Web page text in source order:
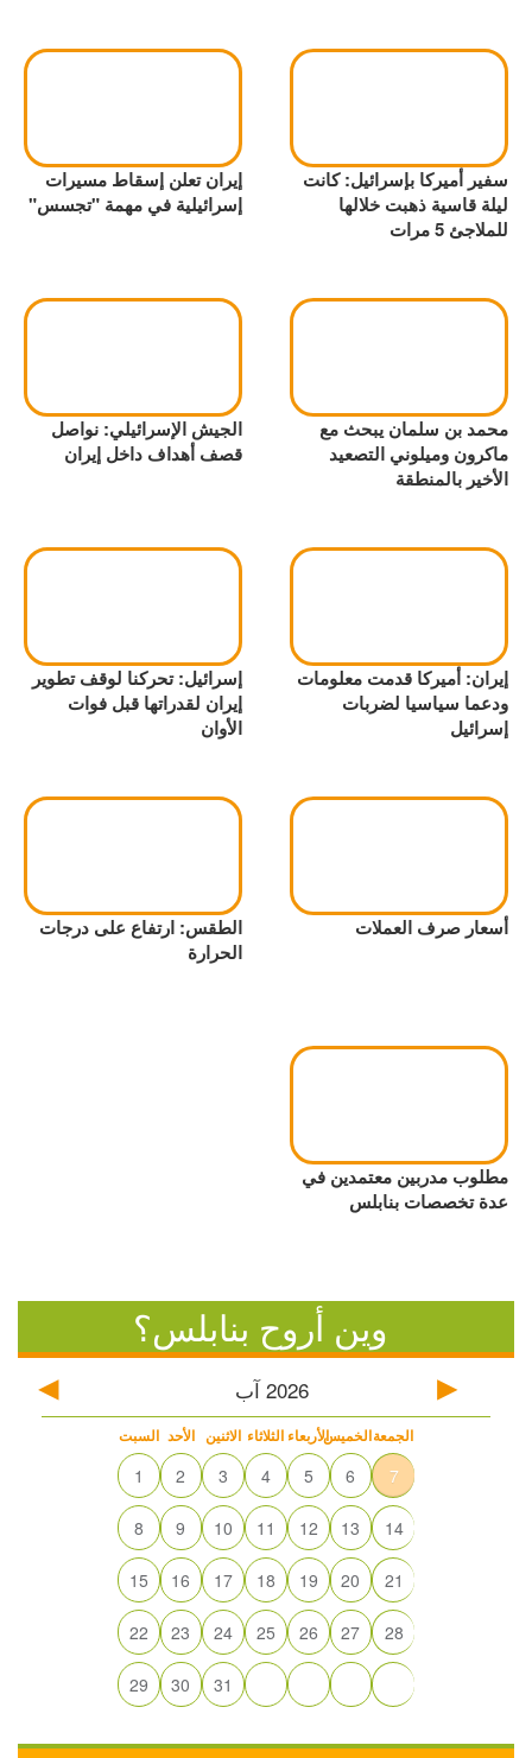
سفير أميركا بإسرائيل: كانت
ليلة قاسية ذهبت خلالها
للملاجئ 5 مرات
إيران تعلن إسقاط مسيرات
إسرائيلية في مهمة "تجسس"
محمد بن سلمان يبحث مع
ماكرون وميلوني التصعيد
الأخير بالمنطقة
الجيش الإسرائيلي: نواصل
قصف أهداف داخل إيران
إيران: أميركا قدمت معلومات
ودعما سياسيا لضربات
إسرائيل
إسرائيل: تحركنا لوقف تطوير
إيران لقدراتها قبل فوات
الأوان
أسعار صرف العملات
الطقس: ارتفاع على درجات
الحرارة
مطلوب مدربين معتمدين في
عدة تخصصات بنابلس
وين أروح بنابلس؟
2026 آب
السبت الأحد الاثنين الثلاثاء الأربعاءالخميسالجمعة
1 2 3 4 5 6 7
8 9 10 11 12 13 14
15 16 17 18 19 20 21
22 23 24 25 26 27 28
29 30 31